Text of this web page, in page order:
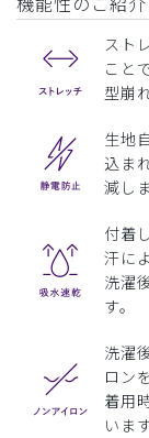
スト
こと
型崩
生地
込ま
減し
付着
汗に
洗濯
す。
洗濯
ロン
着用
います